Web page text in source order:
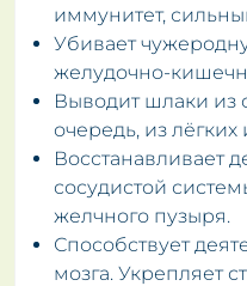
иммунитет,
Убивает
желудочно-
Выводит шлаки из
очередь, из
Восстанавливает
сосудистой
желчного пузыря.
Способствует
мозга. Укрепляет